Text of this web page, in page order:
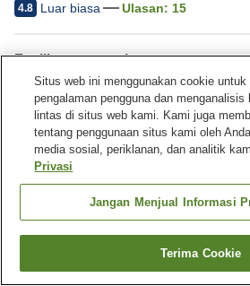
4.8 Luar biasa Ulasan: 15
Fasilitas properti
Tempat parkir
Beranda Jepang Okinawa
Kota
Iyashi no Yado Yanbaru Minamikaze
Cari kamar
Situs web ini menggunakan cookie
pengalaman pengguna dan menganalisis
lintas di situs web kami. Kami juga
tentang penggunaan situs kami oleh
media sosial, periklanan, dan analitik
Privasi
Jangan Menjual Informasi
Terima Cookie